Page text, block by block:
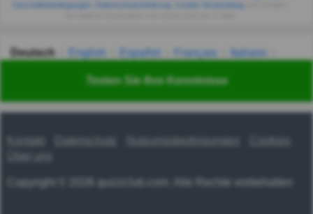
Testen Sie Ihre Kenntnisse
Geschäftsbedingungen
Datenschutzerklärung Cookie-Verwendung
Deutsch English Español Français
Italiano
Українська हिन्दी 한국어 汉语
Kontakt Nutzungsbedingungen
Über uns
Copyright © 2026 quizzclub.com. Alle Rechte vorbehalten